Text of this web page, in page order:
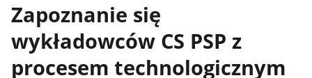
Zapoznanie się
wykładowców CS PSP z
procesem technologicznym